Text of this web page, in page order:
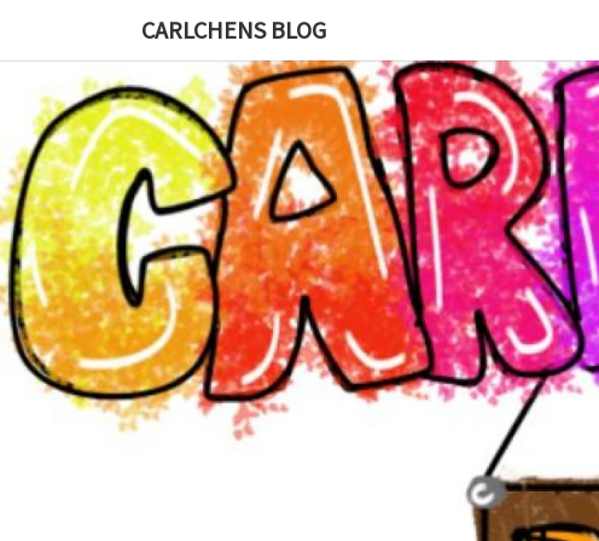
CARLCHENS BLOG